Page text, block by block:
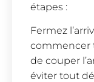
étapes :
Fermez
commencer
de couper
éviter tout